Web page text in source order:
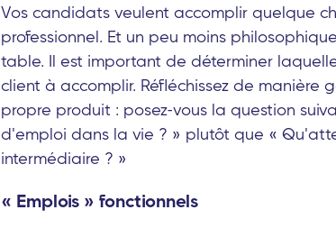
Vos candidats veulent accomplir quelque
professionnel. Et un peu moins
table. Il est important de déterminer
client à accomplir. Réfléchissez de
propre produit : posez-vous la question
d'emploi dans la vie ? » plutôt que «
intermédiaire ? »
« Emplois » fonctionnels